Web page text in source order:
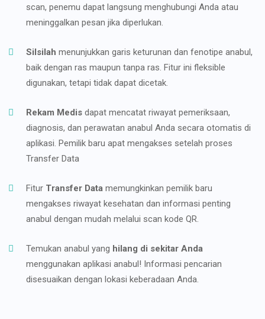
scan, penemu dapat langsung menghubungi Anda atau
meninggalkan pesan jika diperlukan.
Silsilah menunjukkan garis keturunan dan fenotipe anabul,
baik dengan ras maupun tanpa ras. Fitur ini fleksible
digunakan, tetapi tidak dapat dicetak.
Rekam Medis dapat mencatat riwayat pemeriksaan,
diagnosis, dan perawatan anabul Anda secara otomatis di
aplikasi. Pemilik baru apat mengakses setelah proses
Transfer Data
Fitur Transfer Data memungkinkan pemilik baru
mengakses riwayat kesehatan dan informasi penting
anabul dengan mudah melalui scan kode QR.
Temukan anabul yang hilang di sekitar Anda
menggunakan aplikasi anabul! Informasi pencarian
disesuaikan dengan lokasi keberadaan Anda.